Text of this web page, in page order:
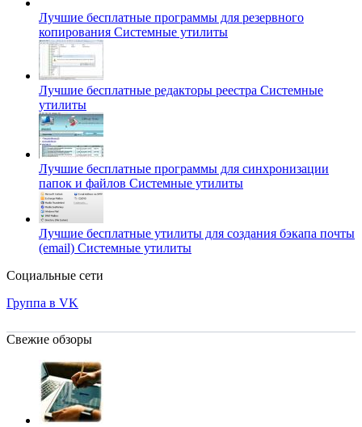
Лучшие бесплатные программы для резервного
копирования Системные утилиты
Лучшие бесплатные редакторы реестра Системные
утилиты
Лучшие бесплатные программы для синхронизации
папок и файлов Системные утилиты
Лучшие бесплатные утилиты для создания бэкапа почты
(email) Системные утилиты
Социальные сети
Группа в VK
Свежие обзоры